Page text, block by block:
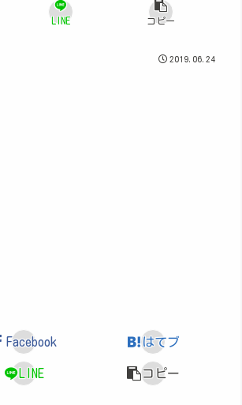
LINE コピー
2019.06.24
Facebook はてブ
LINE コピー